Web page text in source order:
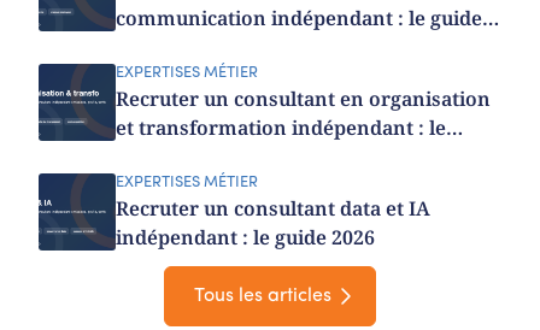
communication indépendant : le guide
EXPERTISES MÉTIER
Recruter un consultant en organisation
et transformation indépendant : le
EXPERTISES MÉTIER
Recruter un consultant data et IA
indépendant : le guide 2026
Tous les articles